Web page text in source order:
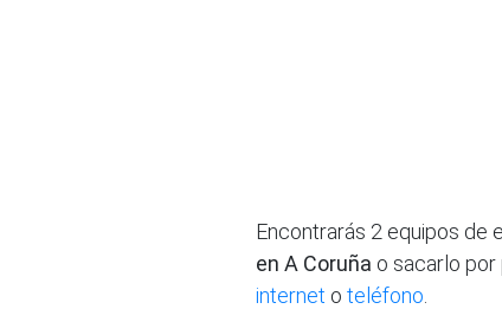
Encontrarás 2 equipos de
en A Coruña o sacarlo
internet o teléfono